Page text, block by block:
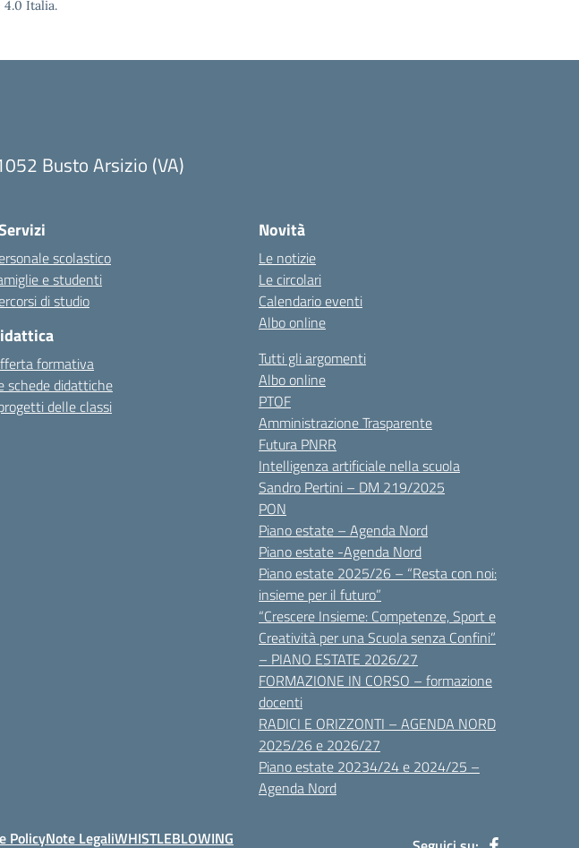
Italia.
Busto Arsizio (VA)
scolastico
e studenti
di studio
formativa
schede didattiche
delle classi
Novità
Le notizie
Le circolari
Calendario eventi
Albo online
Tutti gli argomenti
Albo online
PTOF
Amministrazione Trasparente
Futura PNRR
Intelligenza artificiale nella scuola
Sandro Pertini – DM 219/2025
PON
Piano estate – Agenda Nord
Piano estate -Agenda Nord
Piano estate 2025/26 – “Resta con noi:
insieme per il futuro”
“Crescere Insieme: Competenze, Sport e
Creatività per una Scuola senza Confini”
– PIANO ESTATE 2026/27
FORMAZIONE IN CORSO – formazione
docenti
RADICI E ORIZZONTI – AGENDA NORD
2025/26 e 2026/27
Piano estate 20234/24 e 2024/25 –
Agenda Nord
PolicyNote LegaliWHISTLEBLOWING